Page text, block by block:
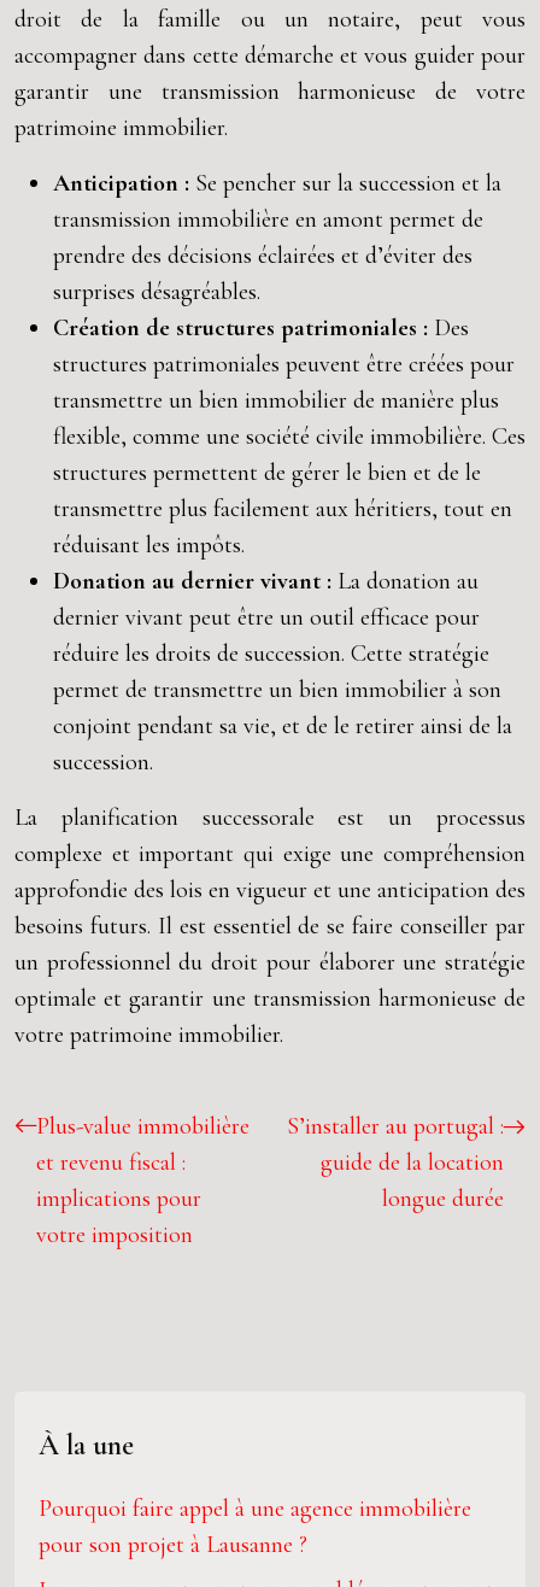
droit de la famille ou un notaire, peut vous
accompagner dans cette démarche et vous guider pour
garantir une transmission harmonieuse de votre
patrimoine immobilier.
Anticipation : Se pencher sur la succession et la
transmission immobilière en amont permet de
prendre des décisions éclairées et d’éviter des
surprises désagréables.
Création de structures patrimoniales : Des
structures patrimoniales peuvent être créées pour
transmettre un bien immobilier de manière plus
flexible, comme une société civile immobilière. Ces
structures permettent de gérer le bien et de le
transmettre plus facilement aux héritiers, tout en
réduisant les impôts.
Donation au dernier vivant : La donation au
dernier vivant peut être un outil efficace pour
réduire les droits de succession. Cette stratégie
permet de transmettre un bien immobilier à son
conjoint pendant sa vie, et de le retirer ainsi de la
succession.
La planification successorale est un processus
complexe et important qui exige une compréhension
approfondie des lois en vigueur et une anticipation des
besoins futurs. Il est essentiel de se faire conseiller par
un professionnel du droit pour élaborer une stratégie
optimale et garantir une transmission harmonieuse de
votre patrimoine immobilier.
Plus-value immobilière
et revenu fiscal :
implications pour
votre imposition
S’installer au portugal :
guide de la location
longue durée
À la une
Pourquoi faire appel à une agence immobilière
pour son projet à Lausanne ?